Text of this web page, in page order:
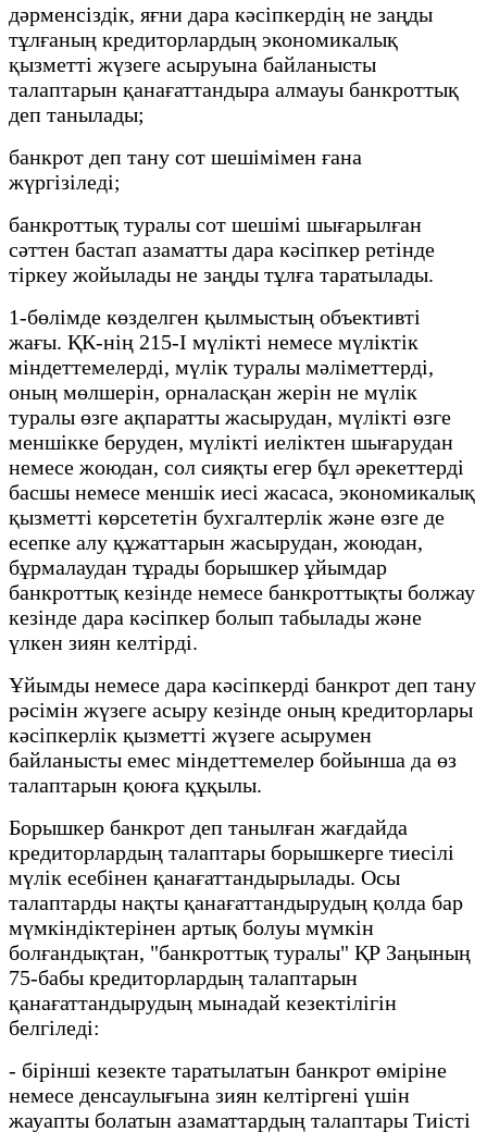
дәрменсіздік, яғни дара кәсіпкердің не заңды
тұлғаның кредиторлардың экономикалық
қызметті жүзеге асыруына байланысты
талаптарын қанағаттандыра алмауы банкроттық
деп танылады;
банкрот деп тану сот шешімімен ғана
жүргізіледі;
банкроттық туралы сот шешімі шығарылған
сәттен бастап азаматты дара кәсіпкер ретінде
тіркеу жойылады не заңды тұлға таратылады.
1-бөлімде көзделген қылмыстың объективті
жағы. ҚК-нің 215-І мүлікті немесе мүліктік
міндеттемелерді, мүлік туралы мәліметтерді,
оның мөлшерін, орналасқан жерін не мүлік
туралы өзге ақпаратты жасырудан, мүлікті өзге
меншікке беруден, мүлікті иеліктен шығарудан
немесе жоюдан, сол сияқты егер бұл әрекеттерді
басшы немесе меншік иесі жасаса, экономикалық
қызметті көрсететін бухгалтерлік және өзге де
есепке алу құжаттарын жасырудан, жоюдан,
бұрмалаудан тұрады борышкер ұйымдар
банкроттық кезінде немесе банкроттықты болжау
кезінде дара кәсіпкер болып табылады және
үлкен зиян келтірді.
Ұйымды немесе дара кәсіпкерді банкрот деп тану
рәсімін жүзеге асыру кезінде оның кредиторлары
кәсіпкерлік қызметті жүзеге асырумен
байланысты емес міндеттемелер бойынша да өз
талаптарын қоюға құқылы.
Борышкер банкрот деп танылған жағдайда
кредиторлардың талаптары борышкерге тиесілі
мүлік есебінен қанағаттандырылады. Осы
талаптарды нақты қанағаттандырудың қолда бар
мүмкіндіктерінен артық болуы мүмкін
болғандықтан, "банкроттық туралы" ҚР Заңының
75-бабы кредиторлардың талаптарын
қанағаттандырудың мынадай кезектілігін
белгіледі:
- бірінші кезекте таратылатын банкрот өміріне
немесе денсаулығына зиян келтіргені үшін
жауапты болатын азаматтардың талаптары Тиісті